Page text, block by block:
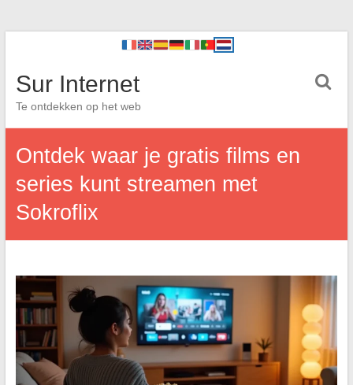
Sur Internet
Te ontdekken op het web
Ontdek waar je gratis films en
series kunt streamen met
Sokroflix